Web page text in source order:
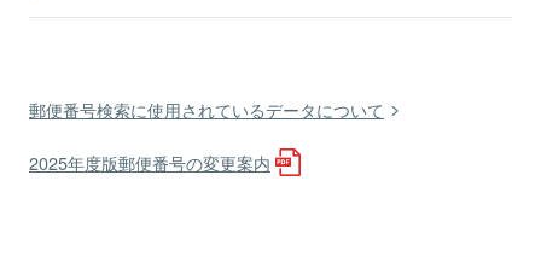
郵便番号検索に使用されているデータについて
2025年度版郵便番号の変更案内